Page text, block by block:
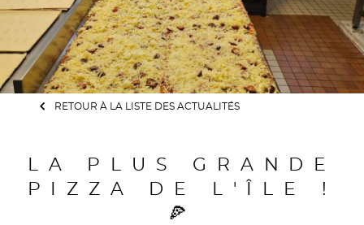
RETOUR À LA LISTE DES ACTUALITÉS
LA PLUS GRANDE
PIZZA DE L'ÎLE !
🍕